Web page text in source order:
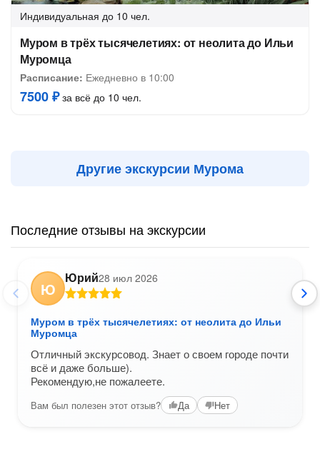
Индивидуальная до 10 чел.
Муром в трёх тысячелетиях: от неолита до Ильи
Муромца
Расписание: Ежедневно в 10:00
7500 ₽за всё до 10 чел.
Другие экскурсии Мурома
Последние отзывы на экскурсии
Ю
Юрий28 июл 2026
Муром в трёх тысячелетиях: от неолита до Ильи
Муромца
Отличный экскурсовод. Знает о своем городе почти
всё и даже больше).
Рекомендую,не пожалеете.
Вам был полезен этот отзыв? Да Нет